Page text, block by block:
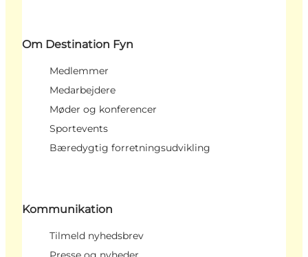
Om Destination Fyn
Medlemmer
Medarbejdere
Møder og konferencer
Sportevents
Bæredygtig forretningsudvikling
Kommunikation
Tilmeld nyhedsbrev